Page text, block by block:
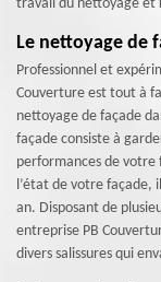
travail du nettoyage et
Le nettoyage de
Professionnel et
Couverture est tout à
nettoyage de façade
façade consiste à
performances de
l’état de votre façade,
an. Disposant de
entreprise PB
divers salissures qui